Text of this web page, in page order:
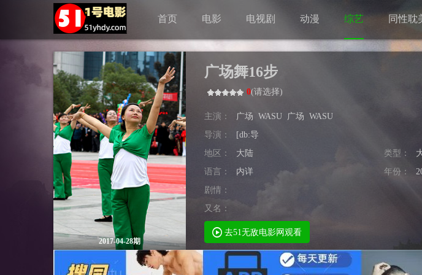
首页 电影 电视剧 动漫 综艺 同性耽
2017-04-28期
广场舞16步
0(请选择)
主演： 广场 WASU 广场 WASU
导演：
[db:导
地区：
大陆 类型：
语言：
内详 年份：
剧情：
又名：
去51无敌电影网观看